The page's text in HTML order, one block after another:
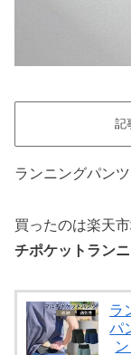
記
ランニングパン
買ったのは楽天
チポケットラン
ラ
パ